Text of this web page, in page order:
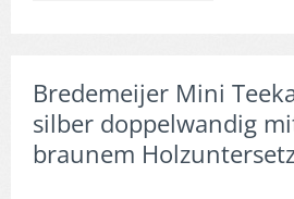
Bredemeijer Mini
silber doppelwandig
braunem